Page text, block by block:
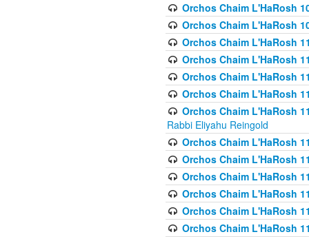
Orchos Chaim L'HaRosh
Orchos Chaim L'HaRosh
Orchos Chaim L'HaRosh
Orchos Chaim L'HaRosh
Orchos Chaim L'HaRosh
Orchos Chaim L'HaRosh
Orchos Chaim L'HaRosh
Rabbi Eliyahu Reingold
Orchos Chaim L'HaRosh
Orchos Chaim L'HaRosh
Orchos Chaim L'HaRosh
Orchos Chaim L'HaRosh
Orchos Chaim L'HaRosh
Orchos Chaim L'HaRosh